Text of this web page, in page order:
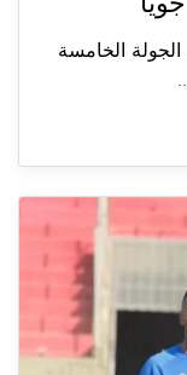
جويا الرياضي 2-1، في الجولة الخامسة